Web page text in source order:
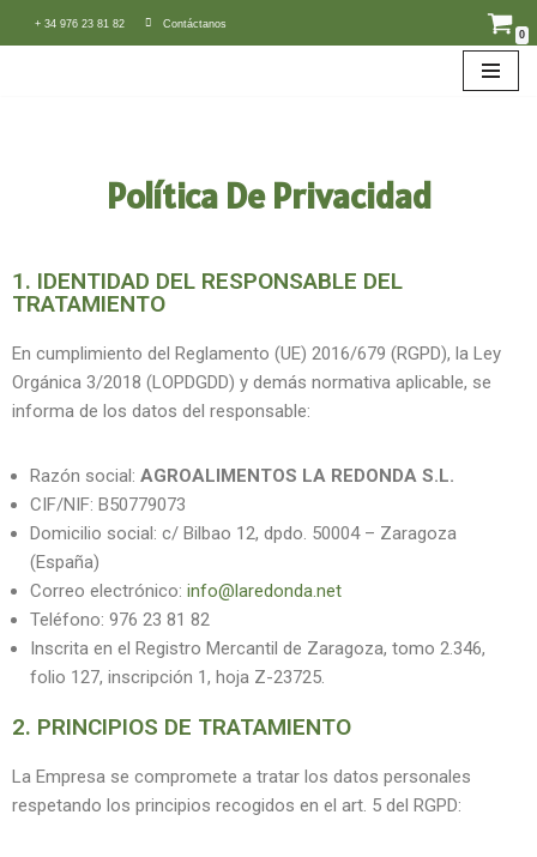
+ 34 976 23 81 82
Contáctanos
0
Política De Privacidad
1. IDENTIDAD DEL RESPONSABLE DEL
TRATAMIENTO
En cumplimiento del Reglamento (UE) 2016/679 (RGPD), la Ley
Orgánica 3/2018 (LOPDGDD) y demás normativa aplicable, se
informa de los datos del responsable:
Razón social: AGROALIMENTOS LA REDONDA S.L.
CIF/NIF: B50779073
Domicilio social: c/ Bilbao 12, dpdo. 50004 – Zaragoza
(España)
Correo electrónico: info@laredonda.net
Teléfono: 976 23 81 82
Inscrita en el Registro Mercantil de Zaragoza, tomo 2.346,
folio 127, inscripción 1, hoja Z-23725.
2. PRINCIPIOS DE TRATAMIENTO
La Empresa se compromete a tratar los datos personales
respetando los principios recogidos en el art. 5 del RGPD: